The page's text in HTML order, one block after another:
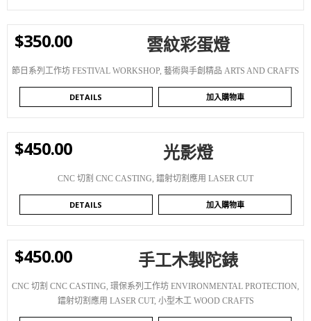
$350.00 雲紋彩蛋燈
節日系列工作坊 FESTIVAL WORKSHOP, 藝術與手創精品 ARTS AND CRAFTS
DETAILS 加入購物車
$450.00 光影燈
CNC 切割 CNC CASTING, 鐳射切割應用 LASER CUT
DETAILS 加入購物車
$450.00 手工木製陀錶
CNC 切割 CNC CASTING, 環保系列工作坊 ENVIRONMENTAL PROTECTION,
鐳射切割應用 LASER CUT, 小型木工 WOOD CRAFTS